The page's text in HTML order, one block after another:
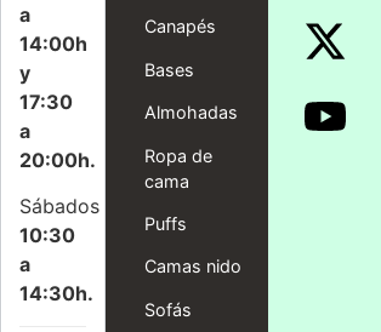
a
14:00h
y
17:30
a
20:00h.
Sábados
10:30
a
14:30h.
Canapés
Bases
Almohadas
Ropa de
cama
Puffs
Camas nido
Sofás